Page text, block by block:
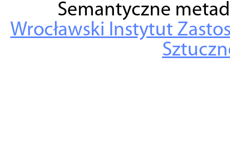
Semantyczne
Wrocławski Instytut